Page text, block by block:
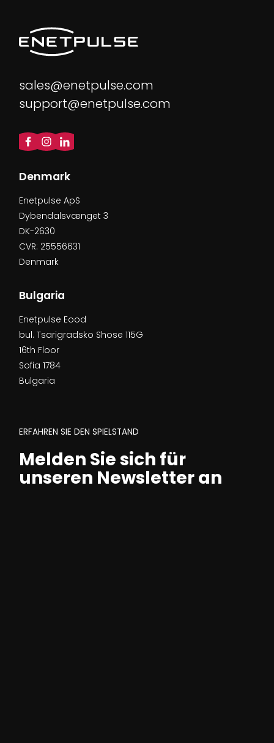
sales@enetpulse.com
support@enetpulse.com
Denmark
Enetpulse ApS
Dybendalsvænget 3
DK-2630
CVR: 25556631
Denmark
Bulgaria
Enetpulse Eood
bul. Tsarigradsko Shose 115G
16th Floor
Sofia 1784
Bulgaria
ERFAHREN SIE DEN SPIELSTAND
Melden Sie sich für
unseren Newsletter an